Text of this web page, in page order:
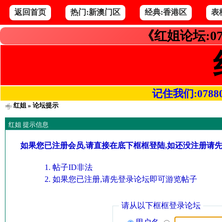
返回首页 热门:新澳门区 经典:香港区 表
《红姐论坛
记住我们
红姐» 论坛提示
红姐 提示信息
如果您已注册会员,请直接在底下框框登陆,如还没注册请
帖子ID非法
如果您已注册,请先登录论坛即可游览帖子
请从以下框框登录论坛